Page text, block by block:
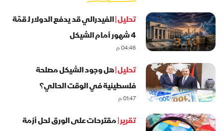
تحليل |الفيدرالي قد يدفع الدولار لـ قمّة
4 شهور أمام الشيكل
04:46 م
تحليل |هل وجود الشيكل مصلحة
فلسطينية في الوقت الحالي؟
01:47 م
تقرير |مقترحات على الورق لحل أزمة